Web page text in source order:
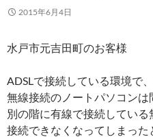
2015年6月4日
水戸市元吉田町のお客様
ADSLで接続している環境で
無線接続のノートパソコンは
別の階に有線で接続してい
接続できなくなってしまっ